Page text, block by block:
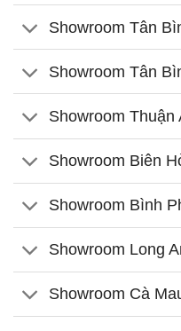
Showroom Tân
Showroom Tân
Showroom
Showroom Biên
Showroom Bình
Showroom Long
Showroom Cà